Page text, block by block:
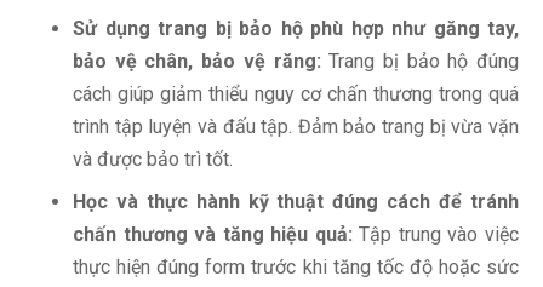
Sử dụng trang bị bảo hộ phù hợp như găng tay,
bảo vệ chân, bảo vệ răng: Trang bị bảo hộ đúng
cách giúp giảm thiểu nguy cơ chấn thương trong quá
trình tập luyện và đấu tập. Đảm bảo trang bị vừa vặn
và được bảo trì tốt.
Học và thực hành kỹ thuật đúng cách để tránh
chấn thương và tăng hiệu quả: Tập trung vào việc
thực hiện đúng form trước khi tăng tốc độ hoặc sức